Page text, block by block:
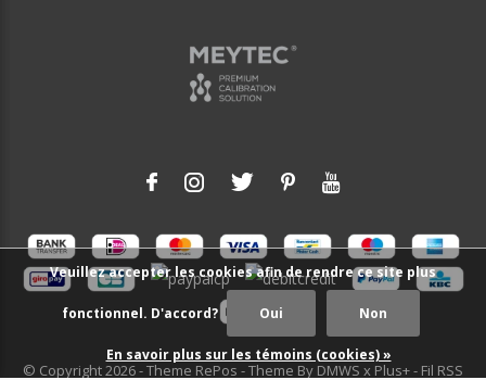
© Copyright2026- Theme RePos - Theme By DMWS x Plus+- Fil RSS
Veuillez accepter les cookies afin de rendre ce site plus
fonctionnel. D'accord? Oui Non
En savoir plus sur les témoins (cookies) »